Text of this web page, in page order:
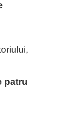
patru